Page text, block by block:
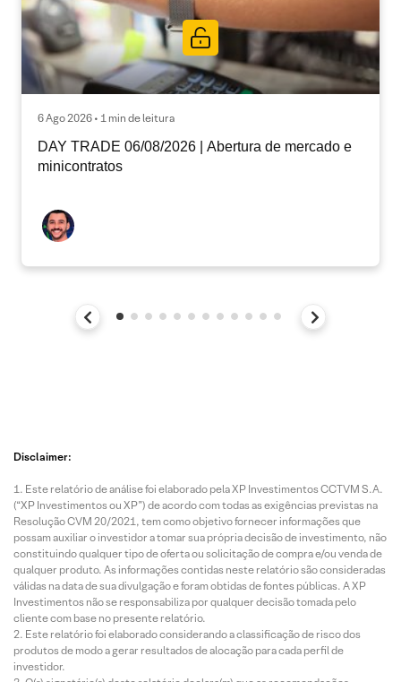
6 Ago 2026 • 1 min de leitura
DAY TRADE 06/08/2026 | Abertura de mercado e
minicontratos
Disclaimer:
Este relatório de análise foi elaborado pela XP Investimentos CCTVM S.A.
(“XP Investimentos ou XP”) de acordo com todas as exigências previstas na
Resolução CVM 20/2021, tem como objetivo fornecer informações que
possam auxiliar o investidor a tomar sua própria decisão de investimento, não
constituindo qualquer tipo de oferta ou solicitação de compra e/ou venda de
qualquer produto. As informações contidas neste relatório são consideradas
válidas na data de sua divulgação e foram obtidas de fontes públicas. A XP
Investimentos não se responsabiliza por qualquer decisão tomada pelo
cliente com base no presente relatório.
Este relatório foi elaborado considerando a classificação de risco dos
produtos de modo a gerar resultados de alocação para cada perfil de
investidor.